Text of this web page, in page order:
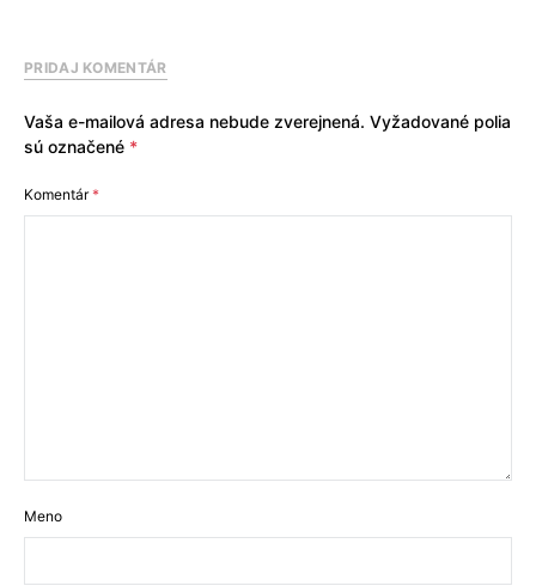
PRIDAJ KOMENTÁR
Vaša e-mailová adresa nebude zverejnená. Vyžadované polia
sú označené *
Komentár*
Meno